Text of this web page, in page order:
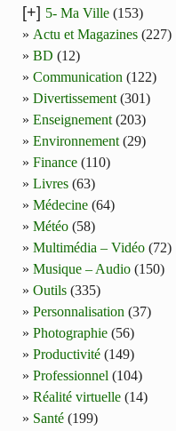
[+] 5- Ma Ville (153)
Actu et Magazines (227)
BD (12)
Communication (122)
Divertissement (301)
Enseignement (203)
Environnement (29)
Finance (110)
Livres (63)
Médecine (64)
Météo (58)
Multimédia – Vidéo (72)
Musique – Audio (150)
Outils (335)
Personnalisation (37)
Photographie (56)
Productivité (149)
Professionnel (104)
Réalité virtuelle (14)
Santé (199)